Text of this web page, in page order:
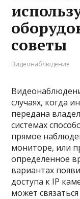
советы
Видеонаблюдение
случаях, когда
передана
системах
прямое
мониторе, или
определенное
вариантах
доступа к IP
может